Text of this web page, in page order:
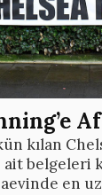
kılan
belgeleri
en